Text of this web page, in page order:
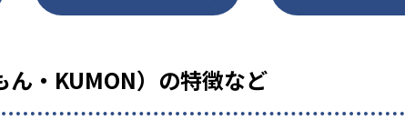
ん・KUMON）の特徴など